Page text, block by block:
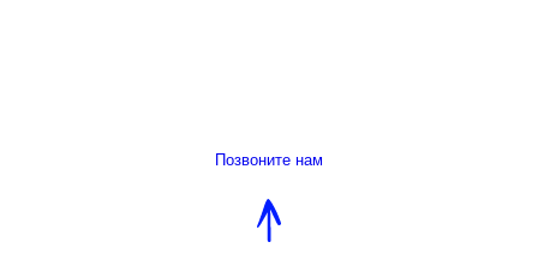
Позвоните нам